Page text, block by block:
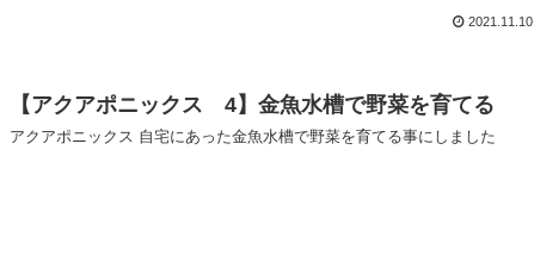
2021.11.10
【アクアポニックス 4】金魚水槽で野菜を育てる
アクアポニックス 自宅にあった金魚水槽で野菜を育てる事にしました